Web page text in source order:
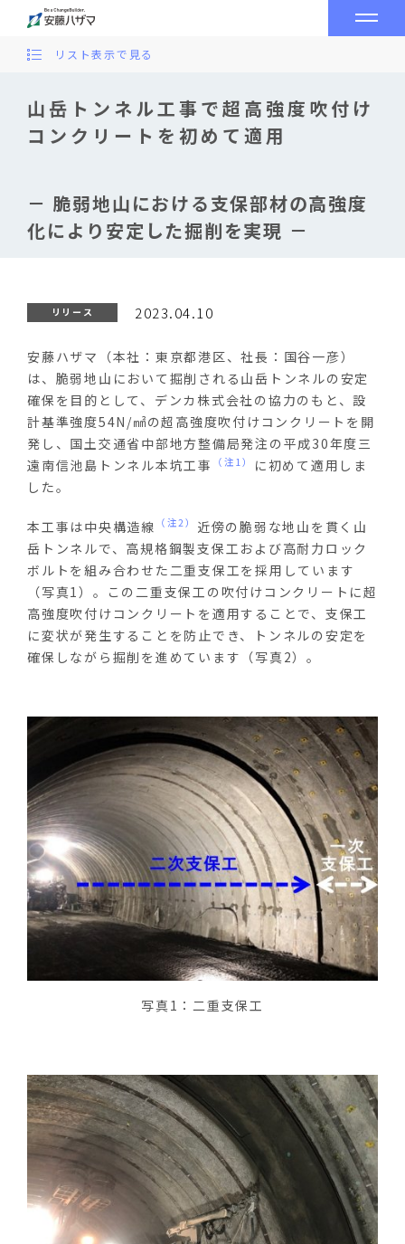
山岳トンネル工事で超高強度吹付け
コンクリートを初めて適用
－ 脆弱地山における支保部材の高強度
化により安定した掘削を実現 －
リスト表示で見る
リリース 2023.04.10
安藤ハザマ（本社：東京都港区、社長：国谷一彦）
は、脆弱地山において掘削される山岳トンネルの安定
確保を目的として、デンカ株式会社の協力のもと、設
計基準強度54N/㎟の超高強度吹付けコンクリートを開
発し、国土交通省中部地方整備局発注の平成30年度三
遠南信池島トンネル本坑工事
（注1）
に初めて適用しま
した。
本工事は中央構造線 （注2） 近傍の脆弱な地山を貫く山
岳トンネルで、高規格鋼製支保工および高耐力ロック
ボルトを組み合わせた二重支保工を採用しています
（写真1 ）。この二重支保工の吹付けコンクリートに超
高強度吹付けコンクリートを適用することで、支保工
に変状が発生することを防止でき、トンネルの安定を
確保しながら掘削を進めています（写真2）。
写真1：二重支保工